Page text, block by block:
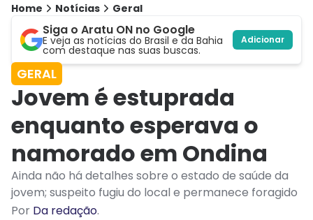
Home Notícias Geral
Siga o Aratu ON no Google
E veja as notícias do Brasil e da Bahia
com destaque nas suas buscas.
Adicionar
GERAL
Jovem é estuprada
enquanto esperava o
namorado em Ondina
Ainda não há detalhes sobre o estado de saúde da
jovem; suspeito fugiu do local e permanece foragido
Por Da redação.